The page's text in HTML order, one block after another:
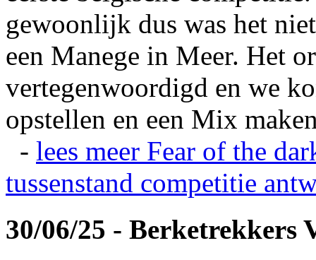
gewoonlijk dus was het
een Manege in Meer. Het
vertegenwoordigd en we
opstellen en een Mix
- lees meer Fear of the
tussenstand competitie
30/06/25 - Berketrekkers